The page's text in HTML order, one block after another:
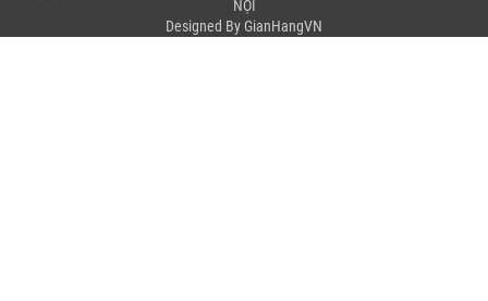
NỘI
Designed By GianHangVN